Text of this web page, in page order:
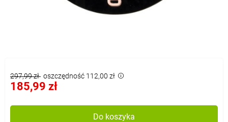
297,99 zł oszczędność 112,00 zł
185,99 zł
Do koszyka